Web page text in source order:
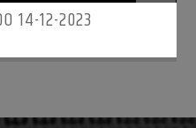
14-12-2023